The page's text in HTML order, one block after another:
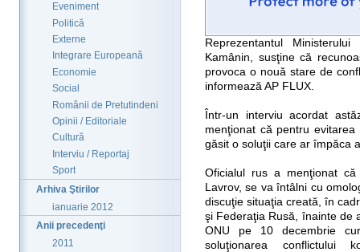
Eveniment
Politică
Externe
Integrare Europeană
Economie
Social
Românii de Pretutindeni
Opinii / Editoriale
Cultură
Interviu / Reportaj
Sport
Arhiva Ştirilor
ianuarie 2012
Anii precedenţi
2011
Reprezentantul
Kamânin, susţine că
provoca o nouă stare de
informează AP FLUX.
Într-un interviu acordat
menţionat că pentru
găsit o soluţii care ar împăca
Oficialul rus a menţionat
Lavrov, se va întâlni cu
discuţie situaţia creată, în
şi Federaţia Rusă, înainte de
ONU pe 10 decembrie
soluţionarea conflictului